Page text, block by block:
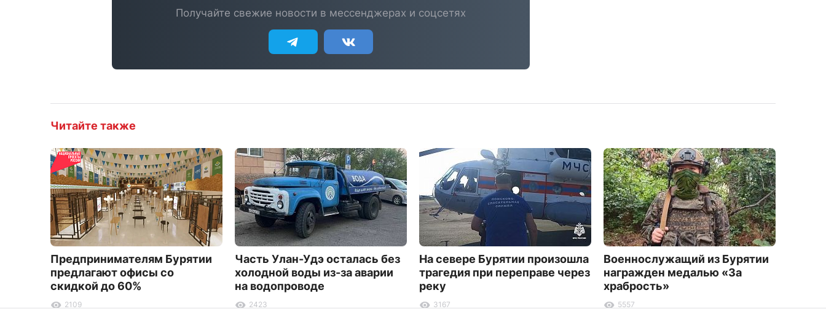
Получайте свежие новости в мессенджерах и соцсетях
Читайте также
Предпринимателям Бурятии
предлагают офисы со
скидкой до 60%
2109
Часть Улан-Удэ осталась без
холодной воды из-за аварии
на водопроводе
2423
На севере Бурятии произошла
трагедия при переправе через
реку
3167
Военнослужащий из Бурятии
награжден медалью «За
храбрость»
5557